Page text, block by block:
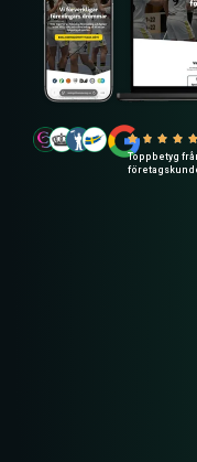
Toppbetyg